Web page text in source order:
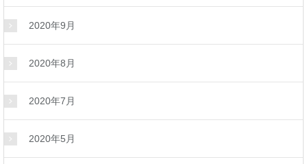
2020年9月
2020年8月
2020年7月
2020年5月